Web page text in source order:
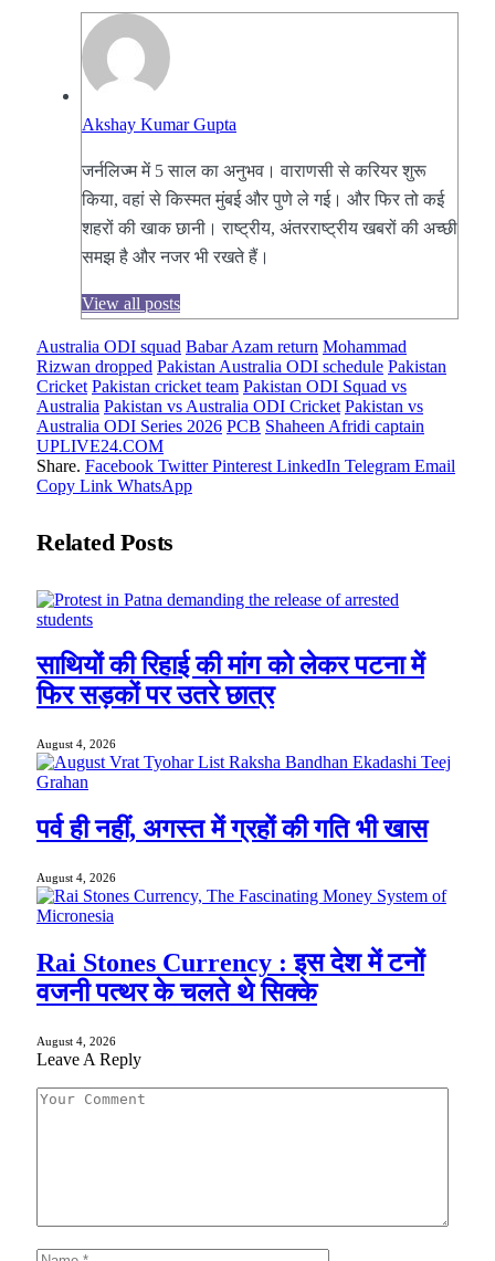
Akshay Kumar Gupta
जर्नलिज्म में 5 साल का अनुभव। वाराणसी से करियर शुरू
किया, वहां से किस्मत मुंबई और पुणे ले गई। और फिर तो कई
शहरों की खाक छानी। राष्ट्रीय, अंतरराष्ट्रीय खबरों की अच्छी
समझ है और नजर भी रखते हैं।
View all posts
Australia ODI squad Babar Azam return Mohammad
Rizwan dropped Pakistan Australia ODI schedule Pakistan
Cricket Pakistan cricket team Pakistan ODI Squad vs
Australia Pakistan vs Australia ODI Cricket Pakistan vs
Australia ODI Series 2026 PCB Shaheen Afridi captain
UPLIVE24.COM
Share. Facebook Twitter Pinterest LinkedIn Telegram Email
Copy Link WhatsApp
RelatedPosts
साथियों की रिहाई की मांग को लेकर पटना में
फिर सड़कों पर उतरे छात्र
August 4, 2026
पर्व ही नहीं, अगस्त में ग्रहों की गति भी खास
August 4, 2026
Rai Stones Currency : इस देश में टनों
वजनी पत्थर के चलते थे सिक्के
August 4, 2026
Leave A Reply